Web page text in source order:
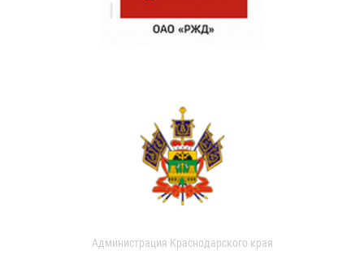
Администрация Краснодарского края